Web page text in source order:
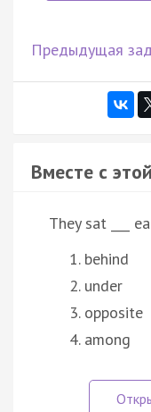
Предыдущая
Вместе с
They sat ___
behind
under
opposite
among